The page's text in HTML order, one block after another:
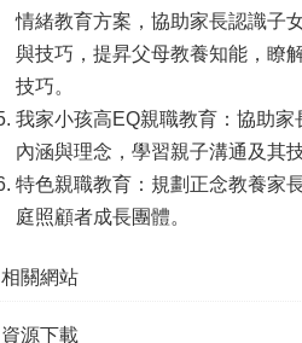
情緒教育方案，協助家長認識子
與技巧，提昇父母教養知能，瞭
技巧。
我家小孩高EQ親職教育：協助
內涵與理念，學習親子溝通及其
特色親職教育：規劃正念教養家
庭照顧者成長團體。
相關網站
資源下載